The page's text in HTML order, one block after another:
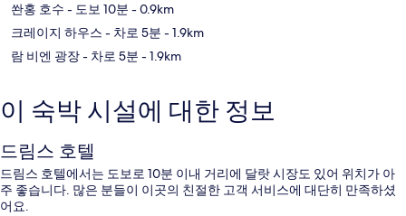
쏸홍 호수 - 도보 10분 - 0.9km
크레이지 하우스 - 차로 5분 - 1.9km
람 비엔 광장- 차로 5분 - 1.9km
이 숙박 시설에 대한 정보
드림스 호텔
드림스 호텔에서는 도보로 10분 이내 거리에 달랏 시장도 있어 위치가 아
주 좋습니다. 많은 분들이 이곳의 친절한 고객 서비스에 대단히 만족하셨
어요.